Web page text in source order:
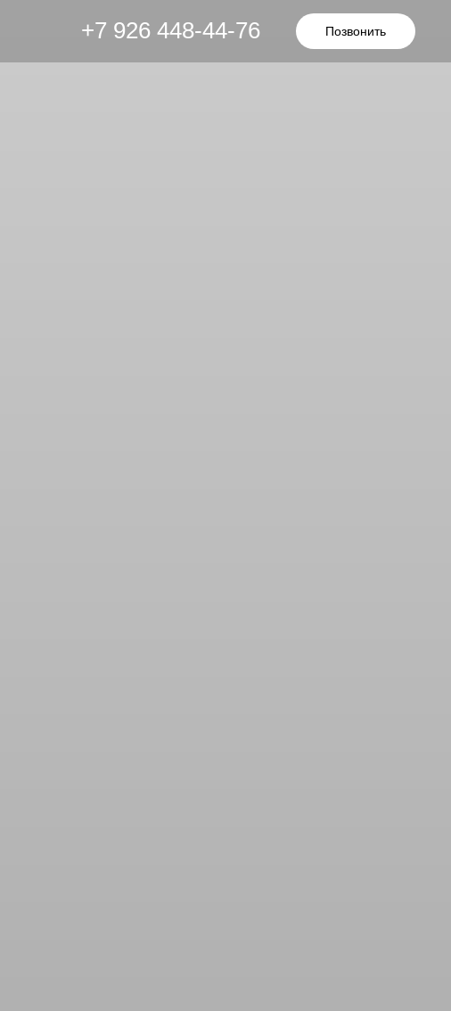
+7 926 448-44-76 Позвонить